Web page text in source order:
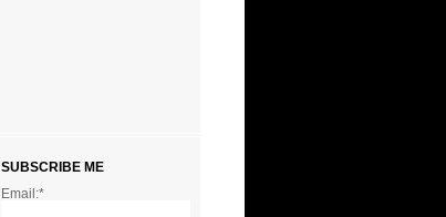
SUBSCRIBE ME
Email:*